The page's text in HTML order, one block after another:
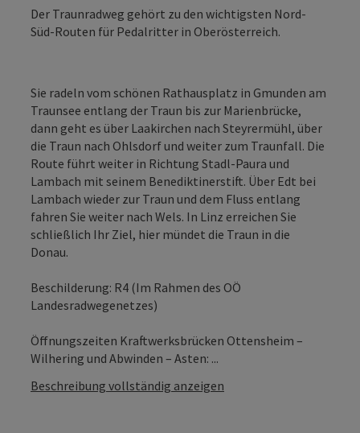
Der Traunradweg gehört zu den wichtigsten Nord-
Süd-Routen für Pedalritter in Oberösterreich.
Sie radeln vom schönen Rathausplatz in Gmunden am
Traunsee entlang der Traun bis zur Marienbrücke,
dann geht es über Laakirchen nach Steyrermühl, über
die Traun nach Ohlsdorf und weiter zum Traunfall. Die
Route führt weiter in Richtung Stadl-Paura und
Lambach mit seinem Benediktinerstift. Über Edt bei
Lambach wieder zur Traun und dem Fluss entlang
fahren Sie weiter nach Wels. In Linz erreichen Sie
schließlich Ihr Ziel, hier mündet die Traun in die
Donau.
Beschilderung: R4 (Im Rahmen des OÖ
Landesradwegenetzes)
Öffnungszeiten Kraftwerksbrücken Ottensheim –
Wilhering und Abwinden – Asten: ...
Beschreibung vollständig anzeigen